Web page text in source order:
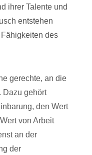
ihrer Talente und
entstehen
des
gerechte, an die
Dazu gehört
den Wert
von Arbeit
an der
der